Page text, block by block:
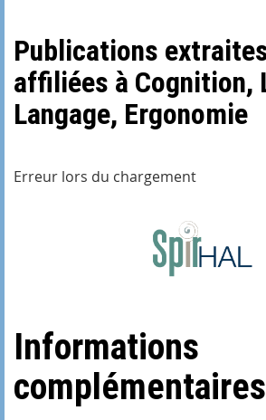
Publications
affiliées à Cognition,
Langage, Ergonomie
Erreur lors du chargement
Informations
complémentaires